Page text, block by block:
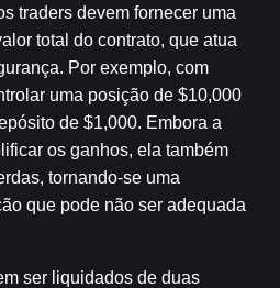
traders devem fornecer uma
total do contrato, que atua
Por exemplo, com
uma posição de $10,000
de $1,000. Embora a
os ganhos, ela também
tornando-se uma
que pode não ser adequada
ser liquidados de duas